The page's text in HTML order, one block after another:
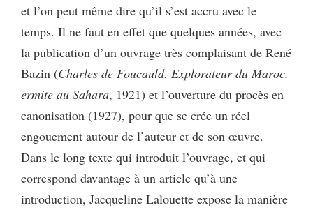
et l’on peut même dire qu’il s’est accru avec le
temps. Il ne faut en effet que quelques années, avec
la publication d’un ouvrage très complaisant de René
Bazin (Charles de Foucauld. Explorateur du Maroc,
ermite au Sahara, 1921) et l’ouverture du procès en
canonisation (1927), pour que se crée un réel
engouement autour de l’auteur et de son œuvre.
Dans le long texte qui introduit l’ouvrage, et qui
correspond davantage à un article qu’à une
introduction, Jacqueline Lalouette expose la manière